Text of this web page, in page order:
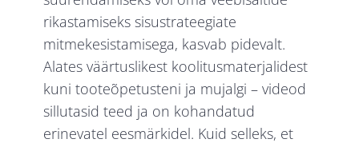
rikastamiseks sisustrateegiate
mitmekesistamisega, kasvab pidevalt.
Alates väärtuslikest koolitusmaterjalidest
kuni tooteõpetusteni ja mujalgi – videod
sillutasid teed ja on kohandatud
erinevatel eesmärkidel. Kuid selleks, et